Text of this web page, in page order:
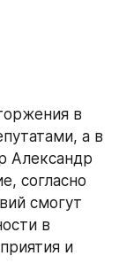
в
а в
Александр
согласно
смогут
в
и